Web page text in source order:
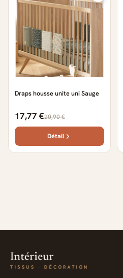
Draps housse unite uni Sauge
17,77 €20,90 €
Détail